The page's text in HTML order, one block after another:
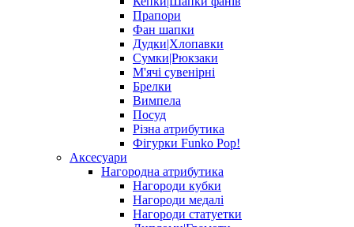
Прапори
Фан шапки
Дудки|Хлопавки
Сумки|Рюкзаки
М'ячі сувенірні
Брелки
Вимпела
Посуд
Різна атрибутика
Фігурки Funko Pop!
Аксесуари
Нагородна атрибутика
Нагороди кубки
Нагороди медалі
Нагороди статуетки